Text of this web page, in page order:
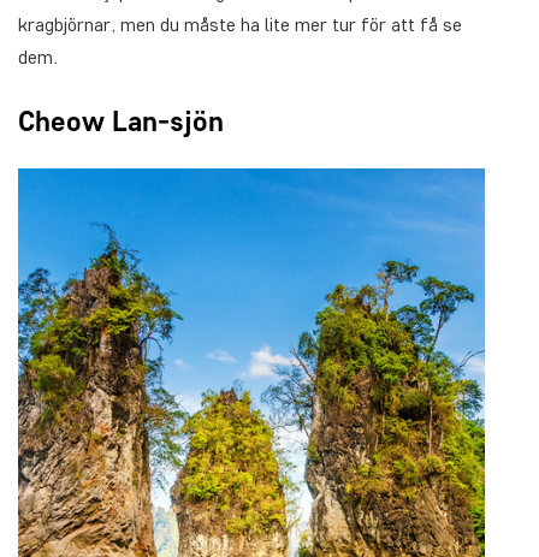
kragbjörnar, men du måste ha lite mer tur för att få se
dem.
Cheow Lan-sjön